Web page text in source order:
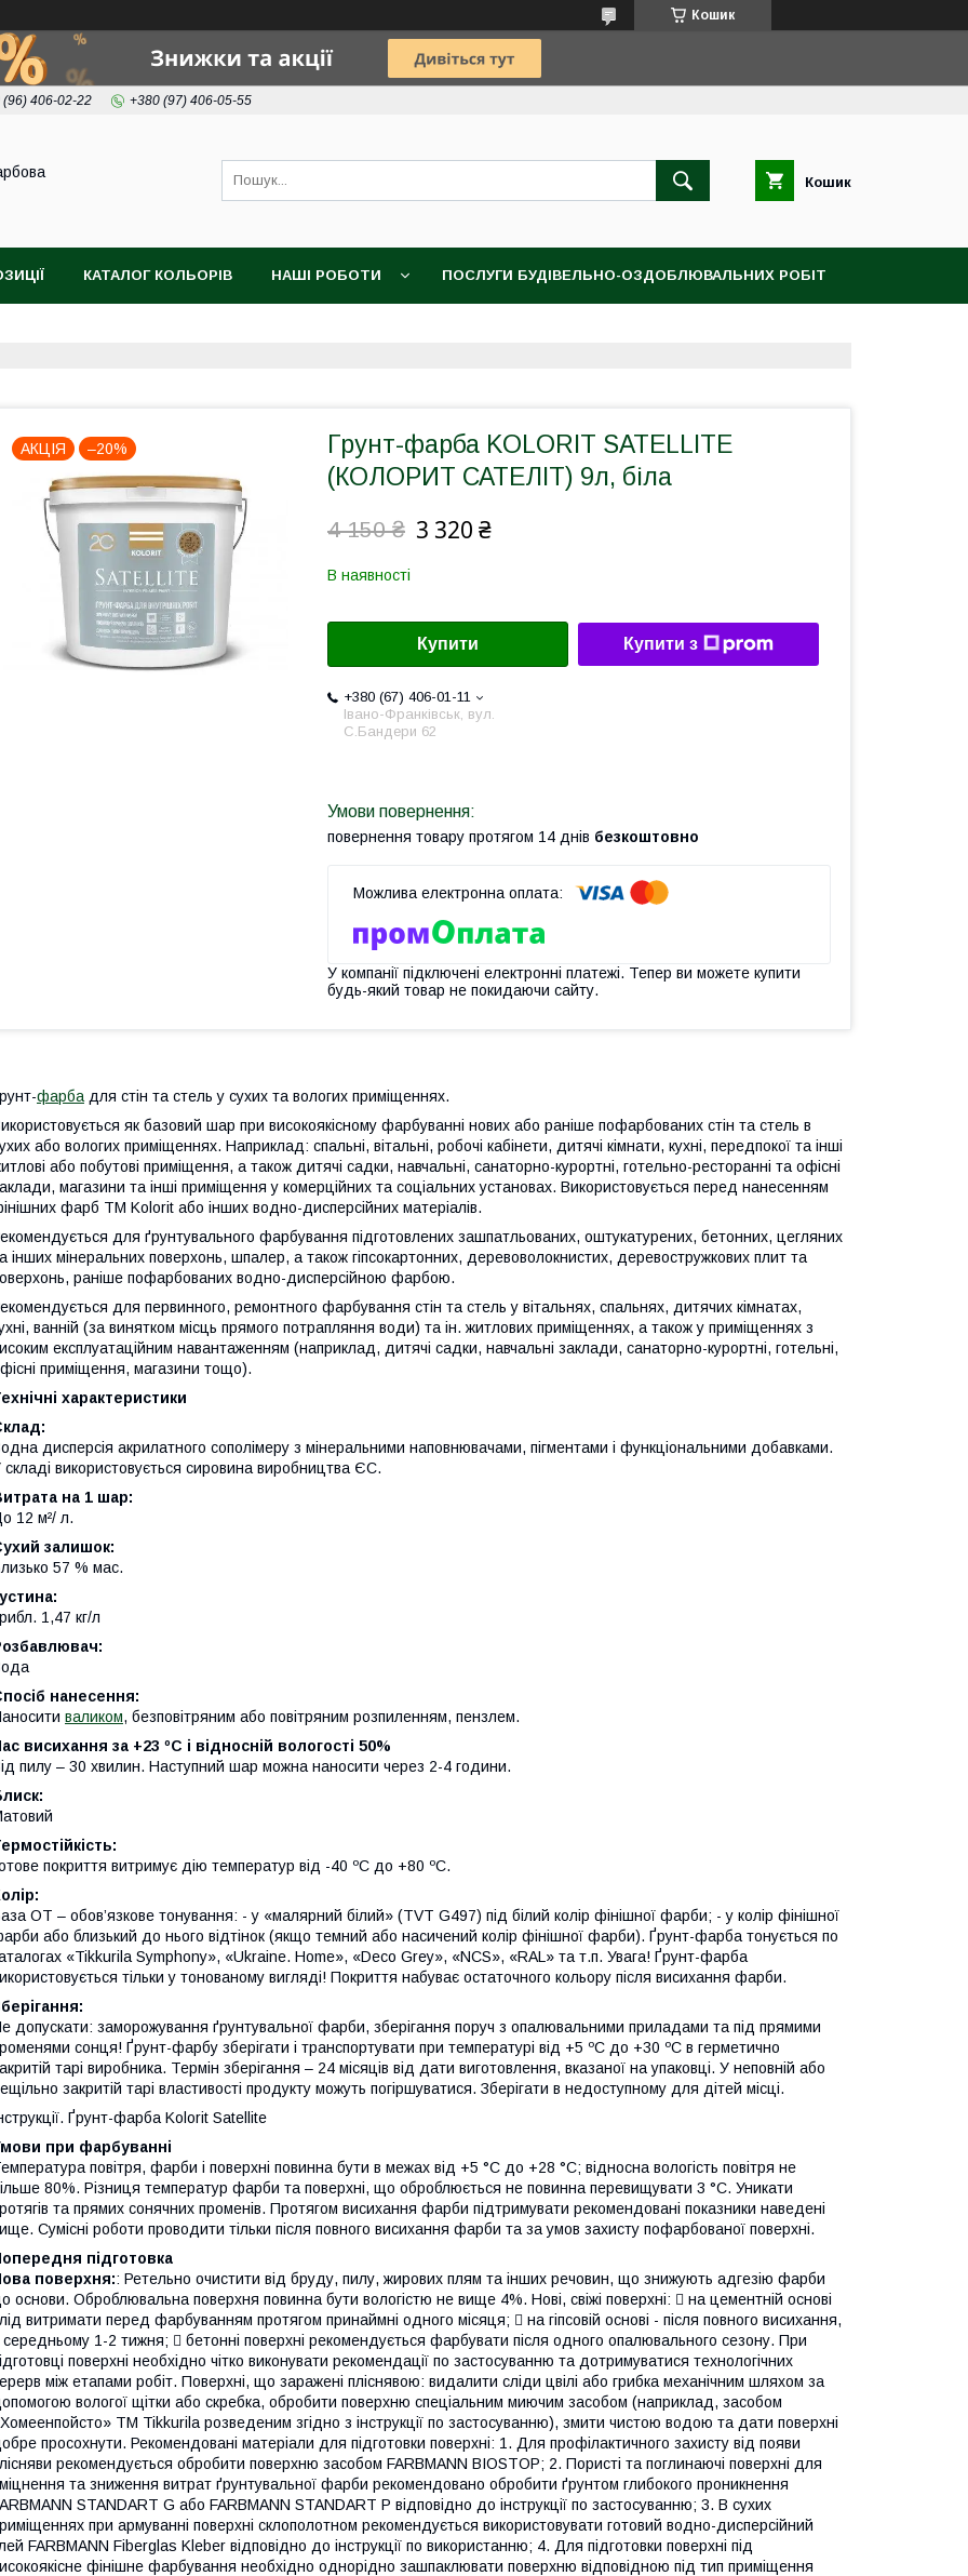
Кошик
(96) 406-02-22 +380 (97) 406-05-55
Кошик
КАТАЛОГ КОЛЬОРІВ НАШІ РОБОТИ ПОСЛУГИ БУДІВЕЛЬНО-ОЗДОБЛЮВАЛЬНИХ РОБІТ
АКЦІЯ –20%
Грунт-фарба KOLORIT SATELLITE
(КОЛОРИТ САТЕЛІТ) 9л, біла
4 150 ₴ 3 320 ₴
В наявності
Купити Купити з
+380 (67) 406-01-11
Івано-Франківськ, вул.
С.Бандери 62
повернення товару протягом 14 днів безкоштовно
У компанії підключені електронні платежі. Тепер ви можете купити
будь-який товар не покидаючи сайту.
фарба для стін та стель у сухих та вологих приміщеннях.
як базовий шар при високоякісному фарбуванні нових або раніше пофарбованих стін та стель в
або вологих приміщеннях. Наприклад: спальні, вітальні, робочі кабінети, дитячі кімнати, кухні, передпокої та інші
або побутові приміщення, а також дитячі садки, навчальні, санаторно-курортні, готельно-ресторанні та офісні
магазини та інші приміщення у комерційних та соціальних установах. Використовується перед нанесенням
фарб ТМ Kolorit або інших водно-дисперсійних матеріалів.
для ґрунтувального фарбування підготовлених зашпатльованих, оштукатурених, бетонних, цегляних
інших мінеральних поверхонь, шпалер, а також гіпсокартонних, деревоволокнистих, деревостружкових плит та
раніше пофарбованих водно-дисперсійною фарбою.
для первинного, ремонтного фарбування стін та стель у вітальнях, спальнях, дитячих кімнатах,
ванній (за винятком місць прямого потрапляння води) та ін. житлових приміщеннях, а також у приміщеннях з
експлуатаційним навантаженням (наприклад, дитячі садки, навчальні заклади, санаторно-курортні, готельні,
приміщення, магазини тощо).
характеристики
дисперсія акрилатного сополімеру з мінеральними наповнювачами, пігментами і функціональними добавками.
складі використовується сировина виробництва ЄС.
на 1 шар:
12 м²/ л.
залишок:
57 % мас.
1,47 кг/л
нанесення:
валиком, безповітряним або повітряним розпиленням, пензлем.
висихання за +23 ºС і відносній вологості 50%
пилу – 30 хвилин. Наступний шар можна наносити через 2-4 години.
покриття витримує дію температур від -40 ºС до +80 ºС.
ОТ – обов’язкове тонування: - у «малярний білий» (TVT G497) під білий колір фінішної фарби; - у колір фінішної
або близький до нього відтінок (якщо темний або насичений колір фінішної фарби). Ґрунт-фарба тонується по
«Tikkurila Symphony», «Ukraine. Home», «Deco Grey», «NCS», «RAL» та т.п. Увага! Ґрунт-фарба
тільки у тонованому вигляді! Покриття набуває остаточного кольору після висихання фарби.
допускати: заморожування ґрунтувальної фарби, зберігання поруч з опалювальними приладами та під прямими
сонця! Ґрунт-фарбу зберігати і транспортувати при температурі від +5 ºС до +30 ºС в герметично
тарі виробника. Термін зберігання – 24 місяців від дати виготовлення, вказаної на упаковці. У неповній або
закритій тарі властивості продукту можуть погіршуватися. Зберігати в недоступному для дітей місці.
Ґрунт-фарба Kolorit Satellite
при фарбуванні
повітря, фарби і поверхні повинна бути в межах від +5 °С до +28 °С; відносна вологість повітря не
80%. Різниця температур фарби та поверхні, що оброблюється не повинна перевищувати 3 °С. Уникати
та прямих сонячних променів. Протягом висихання фарби підтримувати рекомендовані показники наведені
Сумісні роботи проводити тільки після повного висихання фарби та за умов захисту пофарбованої поверхні.
підготовка
поверхня:: Ретельно очистити від бруду, пилу, жирових плям та інших речовин, що знижують адгезію фарби
основи. Оброблювальна поверхня повинна бути вологістю не вище 4%. Нові, свіжі поверхні:  на цементній основі
витримати перед фарбуванням протягом принаймні одного місяця;  на гіпсовій основі - після повного висихання,
середньому 1-2 тижня;  бетонні поверхні рекомендується фарбувати після одного опалювального сезону. При
поверхні необхідно чітко виконувати рекомендації по застосуванню та дотримуватися технологічних
між етапами робіт. Поверхні, що заражені пліснявою: видалити сліди цвілі або грибка механічним шляхом за
вологої щітки або скребка, обробити поверхню спеціальним миючим засобом (наприклад, засобом
ТМ Tikkurila розведеним згідно з інструкції по застосуванню), змити чистою водою та дати поверхні
просохнути. Рекомендовані матеріали для підготовки поверхні: 1. Для профілактичного захисту від появи
рекомендується обробити поверхню засобом FARBMANN BIOSTOP; 2. Пористі та поглинаючі поверхні для
та зниження витрат ґрунтувальної фарби рекомендовано обробити ґрунтом глибокого проникнення
STANDART G або FARBMANN STANDART P відповідно до інструкції по застосуванню; 3. В сухих
при армуванні поверхні склополотном рекомендується використовувати готовий водно-дисперсійний
FARBMANN Fiberglas Kleber відповідно до інструкції по використанню; 4. Для підготовки поверхні під
фінішне фарбування необхідно однорiдно зашпаклювати поверхню відповідною під тип приміщення